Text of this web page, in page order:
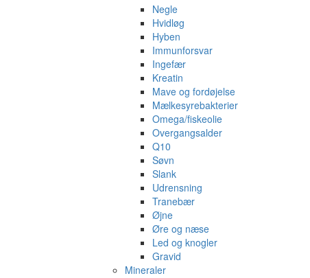
Negle
Hvidløg
Hyben
Immunforsvar
Ingefær
Kreatin
Mave og fordøjelse
Mælkesyrebakterier
Omega/fiskeolie
Overgangsalder
Q10
Søvn
Slank
Udrensning
Tranebær
Øjne
Øre og næse
Led og knogler
Gravid
Mineraler